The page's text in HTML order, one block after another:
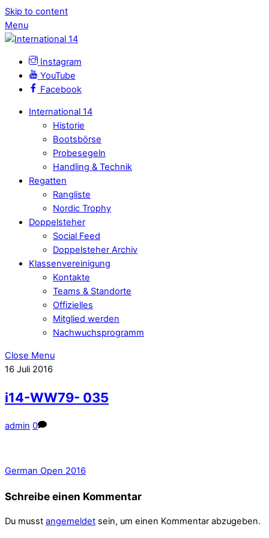
Skip to content
Menu
Instagram
YouTube
Facebook
International 14
Historie
Bootsbörse
Probesegeln
Handling & Technik
Regatten
Rangliste
Nordic Trophy
Doppelsteher
Social Feed
Doppelsteher Archiv
Klassenvereinigung
Kontakte
Teams & Standorte
Offizielles
Mitglied werden
Nachwuchsprogramm
Close Menu
16 Juli 2016
i14-WW79- 035
admin 0
German Open 2016
Schreibe einen Kommentar
Du musst angemeldet sein, um einen Kommentar abzugeben.